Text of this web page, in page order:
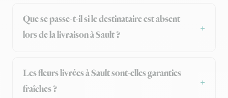
Que se passe-t-il si le destinataire est absent
lors de la livraison à Sault ?
Les fleurs livrées à Sault sont-elles garanties
fraîches ?